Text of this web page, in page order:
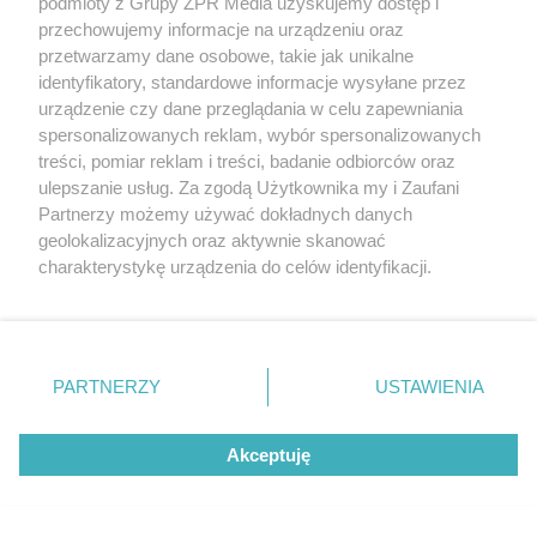
Narkotyki w Krakowie.
przechowujemy informacje na urządzeniu oraz
przetwarzamy dane osobowe, takie jak unikalne
identyfikatory, standardowe informacje wysyłane przez
urządzenie czy dane przeglądania w celu zapewniania
spersonalizowanych reklam, wybór spersonalizowanych
treści, pomiar reklam i treści, badanie odbiorców oraz
ulepszanie usług. Za zgodą Użytkownika my i Zaufani
Partnerzy możemy używać dokładnych danych
geolokalizacyjnych oraz aktywnie skanować
charakterystykę urządzenia do celów identyfikacji.
zmienić/wycofać klikając przycisk ustawień prywatności
znajdujący się w lewym dolnym rogu strony
rodzaje przetwarzania danych nie wymagają zgody
użytkownika, ale masz prawo sprzeciwić się takiemu
przetwarzaniu. Preferencje będą miały zastosowanie tylko
PARTNERZY USTAWIENIA
Akceptuję